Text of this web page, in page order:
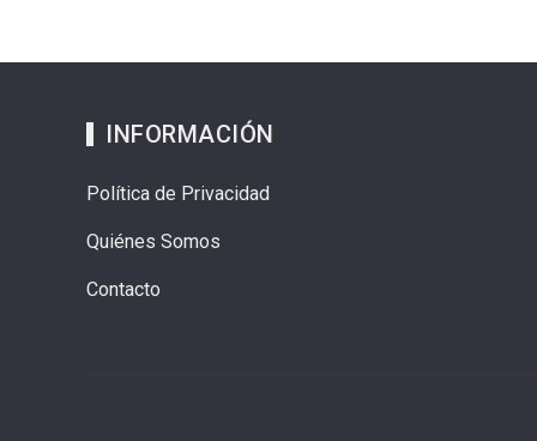
INFORMACIÓN
Política de Privacidad
Quiénes Somos
Contacto